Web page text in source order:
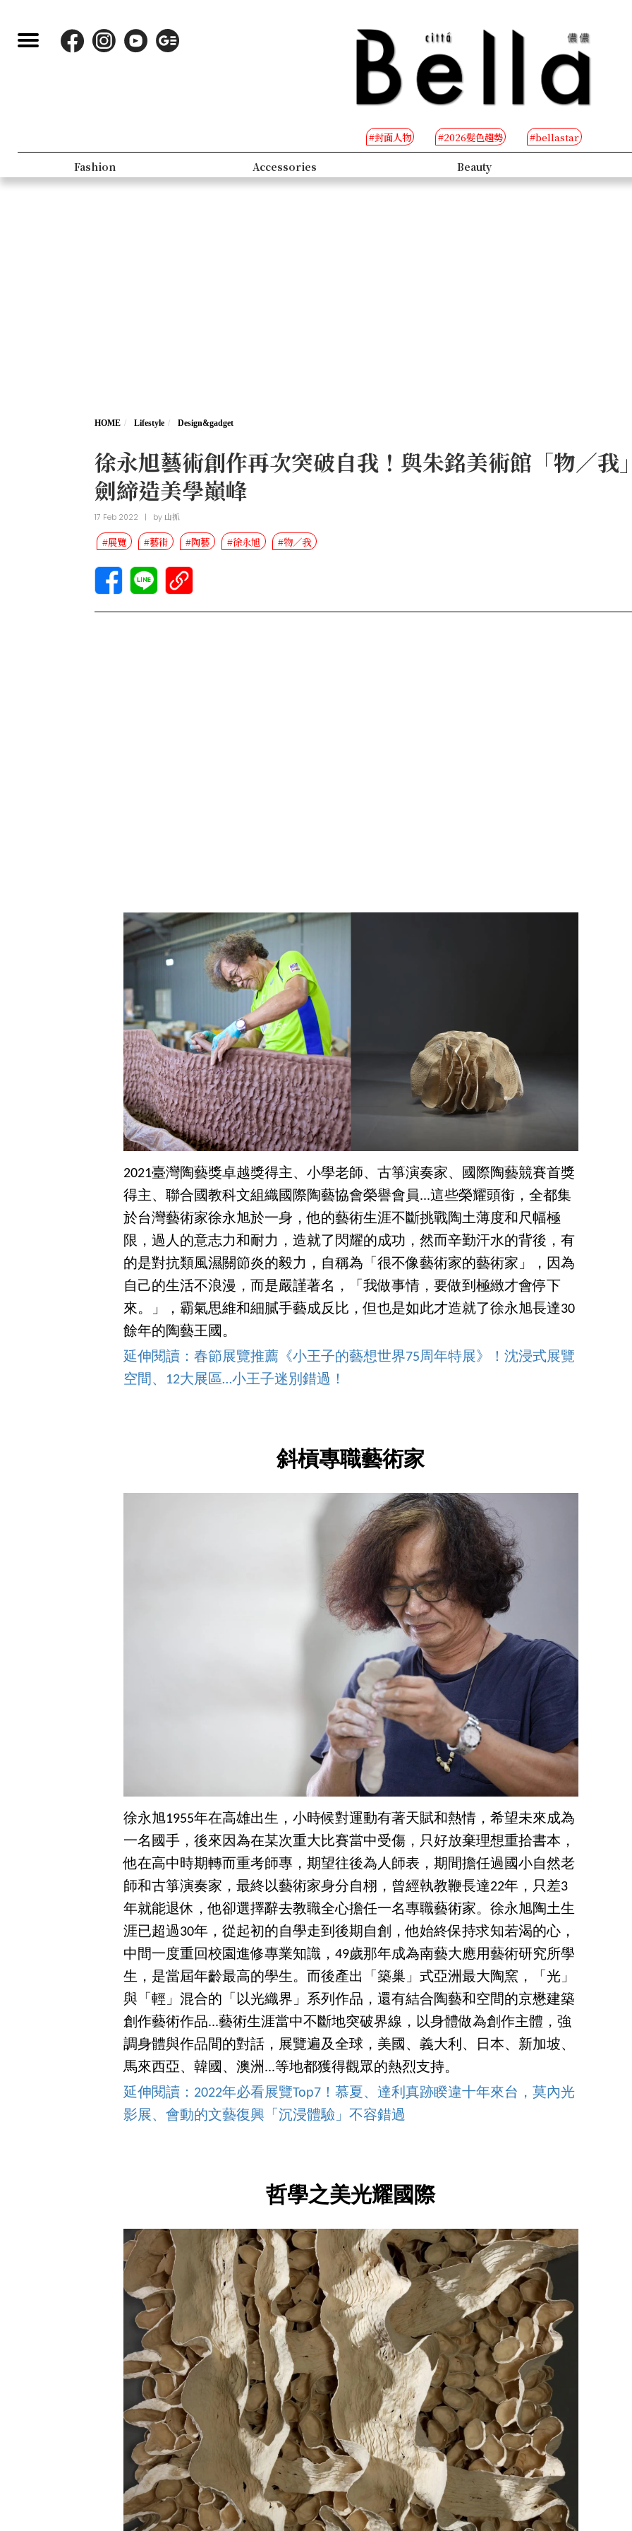
#封面人物 #2026髮色趨勢 #bellastar
Fashion Accessories Beauty
HOME Lifestyle Design&gadget
徐永旭藝術創作再次突破自我！與朱銘美術館「物／我
劍締造美學巔峰
17 Feb 2022 | by山抓
#展覽 #藝術 #陶藝 #徐永旭 #物／我
2021臺灣陶藝獎卓越獎得主、小學老師、古箏演奏家、國際陶藝競賽首獎
得主、聯合國教科文組織國際陶藝協會榮譽會員...這些榮耀頭銜，全都集
於台灣藝術家徐永旭於一身，他的藝術生涯不斷挑戰陶土薄度和尺幅極
限，過人的意志力和耐力，造就了閃耀的成功，然而辛勤汗水的背後，有
的是對抗類風濕關節炎的毅力，自稱為「很不像藝術家的藝術家」，因為
自己的生活不浪漫，而是嚴謹著名，「我做事情，要做到極緻才會停下
來。」，霸氣思維和細膩手藝成反比，但也是如此才造就了徐永旭長達30
餘年的陶藝王國。
延伸閱讀：春節展覽推薦《小王子的藝想世界75周年特展》！沈浸式展覽
空間、12大展區…小王子迷別錯過！
斜槓專職藝術家
徐永旭1955年在高雄出生，小時候對運動有著天賦和熱情，希望未來成為
一名國手，後來因為在某次重大比賽當中受傷，只好放棄理想重拾書本，
他在高中時期轉而重考師專，期望往後為人師表，期間擔任過國小自然老
師和古箏演奏家，最終以藝術家身分自栩，曾經執教鞭長達22年，只差3
年就能退休，他卻選擇辭去教職全心擔任一名專職藝術家。徐永旭陶土生
涯已超過30年，從起初的自學走到後期自創，他始終保持求知若渴的心，
中間一度重回校園進修專業知識，49歲那年成為南藝大應用藝術研究所學
生，是當屆年齡最高的學生。而後產出「築巢」式亞洲最大陶窯，「光」
與「輕」混合的「以光織界」系列作品，還有結合陶藝和空間的京懋建築
創作藝術作品...藝術生涯當中不斷地突破界線，以身體做為創作主體，強
調身體與作品間的對話，展覽遍及全球，美國、義大利、日本、新加坡、
馬來西亞、韓國、澳洲...等地都獲得觀眾的熱烈支持。
延伸閱讀：2022年必看展覽Top7！慕夏、達利真跡睽違十年來台，莫內光
影展、會動的文藝復興「沉浸體驗」不容錯過
哲學之美光耀國際